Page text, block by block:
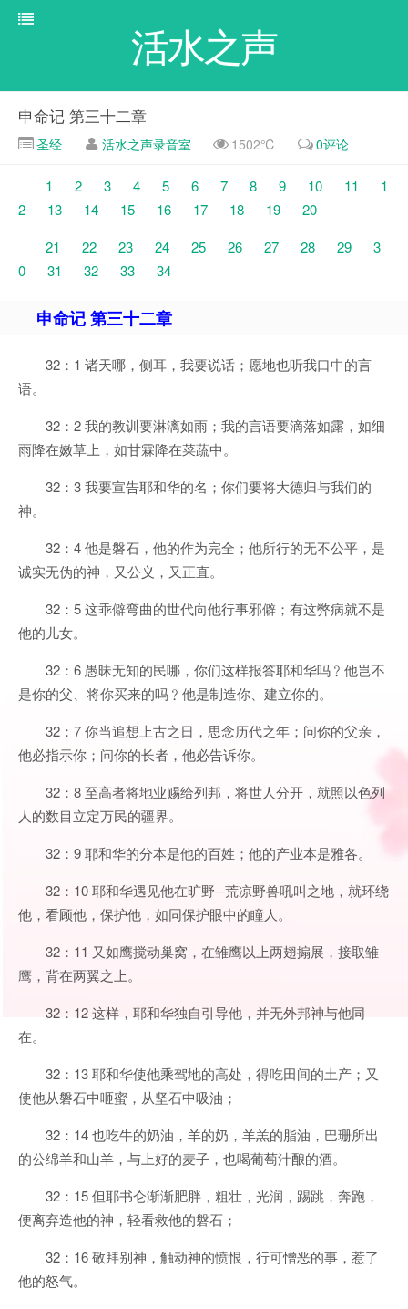
活水之声
申命记 第三十二章
圣经 活水之声录音室 1502℃ 0评论
1 2 3 4 5 6 7 8 9 10 11
1
2
13 14 15 16 17 18 19
20
21
22 23 24 25 26 27 28 29
3
0
31 32 33 34
申命记 第三十二章
32：1 诸天哪，侧耳，我要说话；愿地也听我口中的言
语。
32：2 我的教训要淋漓如雨；我的言语要滴落如露，如细
雨降在嫩草上，如甘霖降在菜蔬中。
32：3 我要宣告耶和华的名；你们要将大德归与我们的
神。
32：4 他是磐石，他的作为完全；他所行的无不公平，是
诚实无伪的神，又公义，又正直。
32：5 这乖僻弯曲的世代向他行事邪僻；有这弊病就不是
他的儿女。
32：6 愚昧无知的民哪，你们这样报答耶和华吗﹖他岂不
是你的父、将你买来的吗﹖他是制造你、建立你的。
32：7 你当追想上古之日，思念历代之年；问你的父亲，
他必指示你；问你的长者，他必告诉你。
32：8 至高者将地业赐给列邦，将世人分开，就照以色列
人的数目立定万民的疆界。
32：9 耶和华的分本是他的百姓；他的产业本是雅各。
32：10 耶和华遇见他在旷野─荒凉野兽吼叫之地，就环绕
他，看顾他，保护他，如同保护眼中的瞳人。
32：11 又如鹰搅动巢窝，在雏鹰以上两翅搧展，接取雏
鹰，背在两翼之上。
32：12 这样，耶和华独自引导他，并无外邦神与他同
在。
32：13 耶和华使他乘驾地的高处，得吃田间的土产；又
使他从磐石中咂蜜，从坚石中吸油；
32：14 也吃牛的奶油，羊的奶，羊羔的脂油，巴珊所出
的公绵羊和山羊，与上好的麦子，也喝葡萄汁酿的酒。
32：15 但耶书仑渐渐肥胖，粗壮，光润，踢跳，奔跑，
便离弃造他的神，轻看救他的磐石；
32：16 敬拜别神，触动神的愤恨，行可憎恶的事，惹了
他的怒气。